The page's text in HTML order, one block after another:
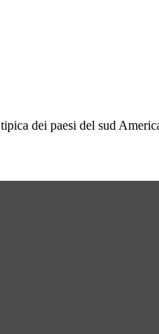
dei paesi del sud